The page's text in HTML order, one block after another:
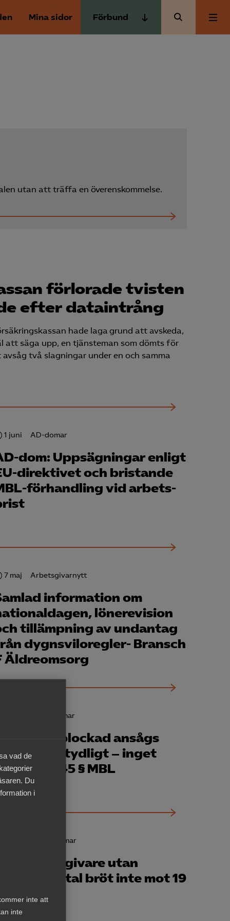
vad de
Du
i
inte att
inte
Mina sidor Förbund
Bli medlem
Logga in på
Arbetsgivarguiden
In English
Cookie-inställningar
utan att träffa en överenskommelse.
förlorade tvisten
efter dataintrång
hade laga grund att avskeda,
att säga upp, en tjänsteman som dömts för
två slagningar under en och samma
1 juni AD-domar
dom: Uppsägningar enligt
direktivet och bristande
förhandling vid arbets­
7 maj Arbetsgivarnytt
information om
lönerevision
tillämpning av undantag
dygnsviloregler- Bransch
Äldreomsorg
AD-domar
Varsel om blockad ansågs
tydligt – inget
mot 45 § MBL
AD-domar
AD: Arbetsgivare utan
kollektivavtal bröt inte mot 19
§ MBL